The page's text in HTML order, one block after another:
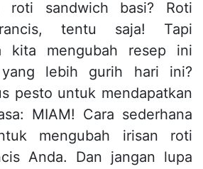
roti sandwich basi? Roti
tentu saja! Tapi
kita mengubah resep ini
lebih gurih hari ini?
pesto untuk mendapatkan
MIAM! Cara sederhana
mengubah irisan roti
Anda. Dan jangan lupa